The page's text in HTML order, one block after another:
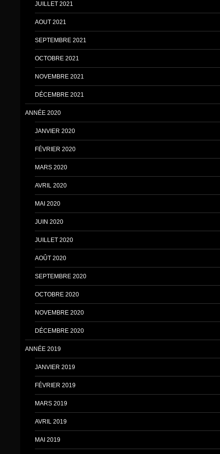
JUILLET 2021
AOUT 2021
SEPTEMBRE 2021
OCTOBRE 2021
NOVEMBRE 2021
DÉCEMBRE 2021
ANNÉE 2020
JANVIER 2020
FÉVRIER 2020
MARS 2020
AVRIL 2020
MAI 2020
JUIN 2020
JUILLET 2020
AOÛT 2020
SEPTEMBRE 2020
OCTOBRE 2020
NOVEMBRE 2020
DÉCEMBRE 2020
ANNÉE 2019
JANVIER 2019
FÉVRIER 2019
MARS 2019
AVRIL 2019
MAI 2019